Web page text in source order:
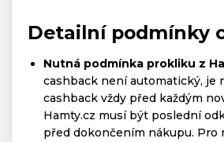
Detailní podmínky
Nutná podmínka prokliku z
cashback není automatický, je
cashback vždy před každým
Hamty.cz musí být poslední
před dokončením nákupu. Pro